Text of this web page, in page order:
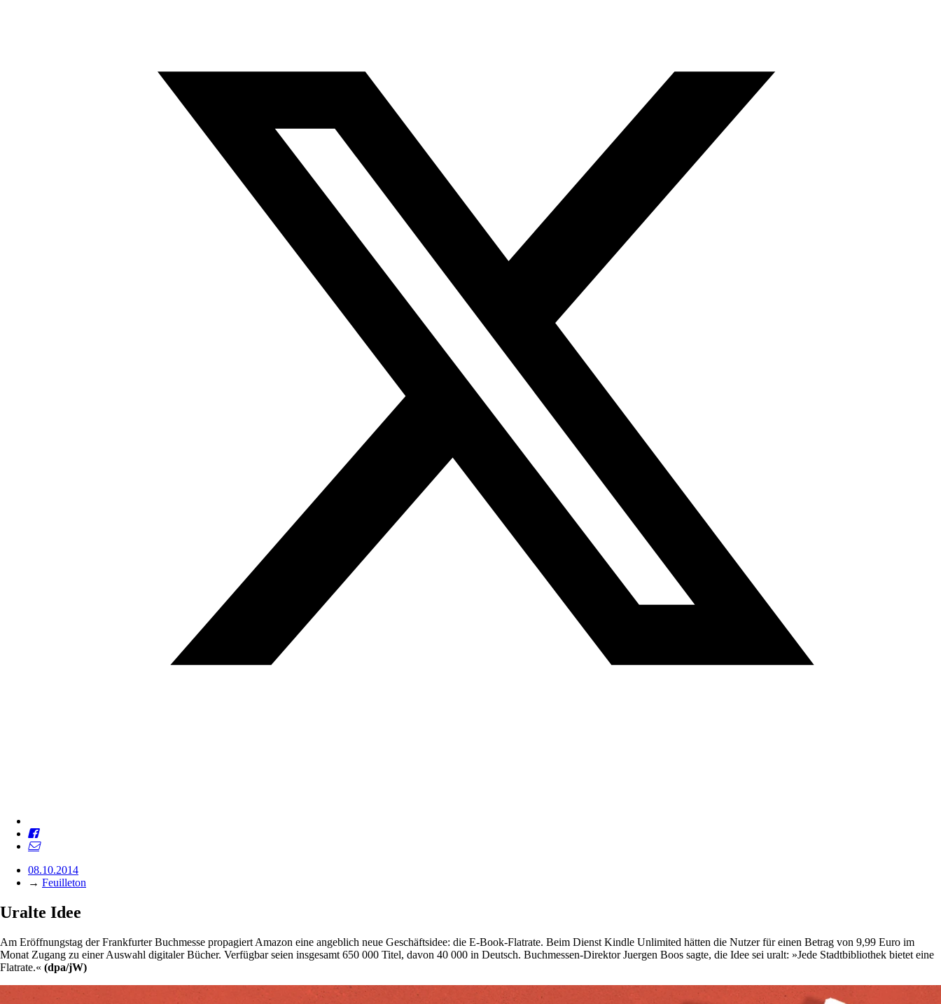
08.10.2014
→ Feuilleton
Uralte Idee
Am Eröffnungstag der Frankfurter Buchmesse propagiert Amazon eine angeblich neue Geschäftsidee: die E-Book-Flatrate. Beim Dienst Kindle Unlimited hätten die Nutzer für einen Betrag von 9,99 Euro im
Monat Zugang zu einer Auswahl digitaler Bücher. Verfügbar seien insgesamt 650 000 Titel, davon 40 000 in Deutsch. Buchmessen-Direktor Juergen Boos sagte, die Idee sei uralt: »Jede Stadtbibliothek bietet eine
Flatrate.« (dpa/jW)